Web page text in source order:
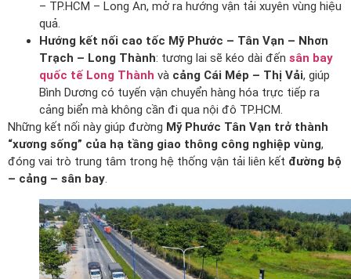
– TP.HCM – Long An, mở ra hướng vận tải xuyên vùng hiệu
quả.
Hướng kết nối cao tốc Mỹ Phước – Tân Vạn – Nhơn
Trạch – Long Thành: tương lai sẽ kéo dài đến sân bay
quốc tế Long Thành và cảng Cái Mép – Thị Vải, giúp
Bình Dương có tuyến vận chuyển hàng hóa trực tiếp ra
cảng biển mà không cần đi qua nội đô TP.HCM.
Những kết nối này giúp đường Mỹ Phước Tân Vạn trở thành
“xương sống” của hạ tầng giao thông công nghiệp vùng,
đóng vai trò trung tâm trong hệ thống vận tải liên kết đường bộ
– cảng – sân bay.